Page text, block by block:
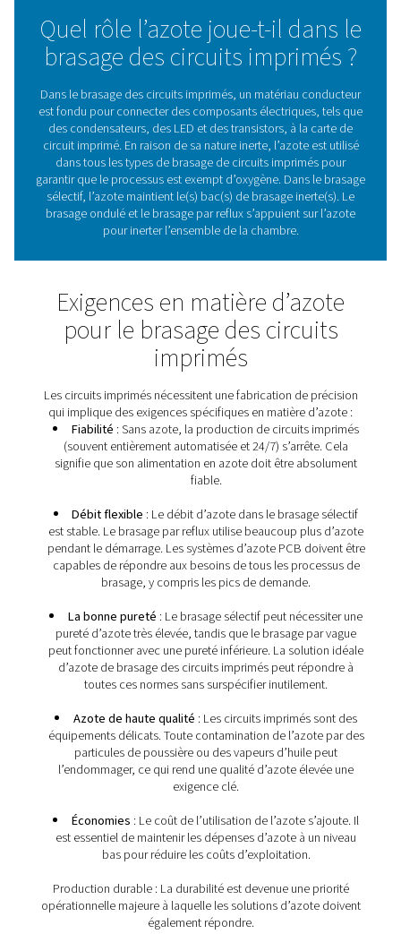
de ces circuits imprimés nécessite une soudure.
l’azote entre en jeu. Il crée une atmosphère inerte pour
l’oxygène ne réagisse avec la soudure et ne forme
d’oxyde qui peut entraîner des problèmes de qualité.
votre propre azotepour le brasage des circuits
solution tout en un PPNG DX skid de Pneumatech
nombreux avantages.
Quel rôle l’azote joue-t-il
brasage des circuits
Dans le brasage des circuits imprimés, un matériau
est fondu pour connecter des composants
des condensateurs, des LED et des transistors, à la
circuit imprimé. En raison de sa nature inerte, l’azote
dans tous les types de brasage de circuits
garantir que le processus est exempt d’oxygène. Dans
sélectif, l’azote maintient le(s) bac(s) de brasage
brasage ondulé et le brasage par reflux s’appuient
Exigences en matière
pour le brasage des
imprimés
qui implique des exigences spécifiques en matière
Fiabilité: Sans azote, la production de circuits
(souvent entièrement automatisée et 24/7)
signifie que son alimentation en azote doit être
fiable.
Débit flexible: Le débit d’azote dans le
pendant le démarrage. Les systèmes d’azote PCB
capables de répondre aux besoins de tous les